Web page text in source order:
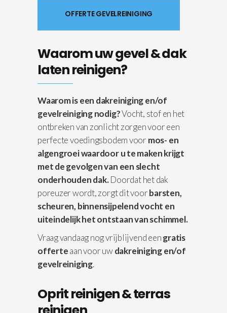
OFFERTE GEVELREINIGING
Waarom uw gevel & dak
laten reinigen?
Waarom is een dakreiniging en/of
gevelreiniging nodig?Vocht, stof en het
ontbreken van zonlicht zorgen voor een
perfecte voedingsbodem voor mos- en
algengroei waardoor u te maken krijgt
met de gevolgen van een slecht
onderhouden dak.Doordat het dak
poreuzer wordt, zorgt dit voorbarsten,
scheuren, binnensijpelend vocht en
uiteindelijk het ontstaan van schimmel.
Vraag vandaag nog vrijblijvend eengratis
offerteaan voor uwdakreiniging en/of
gevelreiniging.
Oprit reinigen & terras